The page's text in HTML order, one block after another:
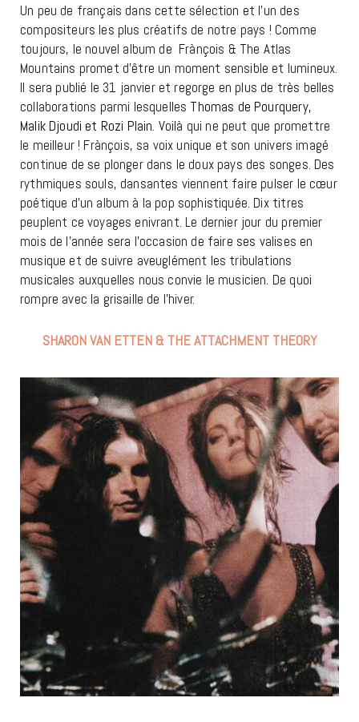
Un peu de français dans cette sélection et l’un des
compositeurs les plus créatifs de notre pays ! Comme
toujours, le nouvel album de Frànçois & The Atlas
Mountains promet d’être un moment sensible et lumineux.
Il sera publié le 31 janvier et regorge en plus de très belles
collaborations parmi lesquelles Thomas de Pourquery,
Malik Djoudi et Rozi Plain. Voilà qui ne peut que promettre
le meilleur ! Frànçois, sa voix unique et son univers imagé
continue de se plonger dans le doux pays des songes. Des
rythmiques souls, dansantes viennent faire pulser le cœur
poétique d’un album à la pop sophistiquée. Dix titres
peuplent ce voyages enivrant. Le dernier jour du premier
mois de l’année sera l’occasion de faire ses valises en
musique et de suivre aveuglément les tribulations
musicales auxquelles nous convie le musicien. De quoi
rompre avec la grisaille de l’hiver.
SHARON VAN ETTEN & THE ATTACHMENT THEORY